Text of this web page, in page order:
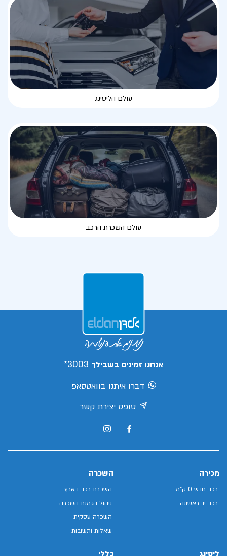
עולם הליסינג
עולם השכרת הרכב
אנחנו זמינים בשבילך 3003*
דברו איתנו בוואטסאפ
טופס יצירת קשר
מכירה
רכב חדש 0 ק"מ
רכב יד ראשונה
השכרה
השכרת רכב בארץ
ניהול הזמנת השכרה
השכרה עסקית
שאלות ותשובות
ליסינג כללי